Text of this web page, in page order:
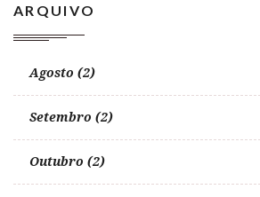
ARQUIVO
Agosto (2)
Setembro (2)
Outubro (2)